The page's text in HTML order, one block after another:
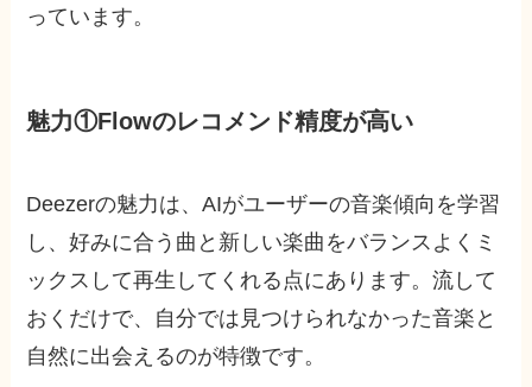
っています。
魅力①Flowのレコメンド精度が高い
Deezerの魅力は、AIがユーザーの音楽傾向を学習
し、好みに合う曲と新しい楽曲をバランスよくミ
ックスして再生してくれる点にあります。流して
おくだけで、自分では見つけられなかった音楽と
自然に出会えるのが特徴です。